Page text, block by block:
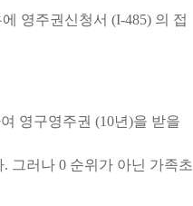
영주권신청서 (I-485) 의 접
영구영주권 (10년)을 받을
그러나 0 순위가 아닌 가족초